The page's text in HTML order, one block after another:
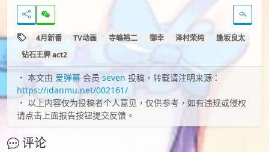
4月新番 TV动画 寺嶋裕二 御幸 泽村荣纯
逢坂良太
钻石王牌 act2
本文由 爱弹幕 会员 seven 投稿，转载请注明来源：
https://idanmu.net/002161/
以上内容仅为投稿者个人意见，仅供参考，如有违规或侵权
请点击上面报告按钮提交反馈。
评论